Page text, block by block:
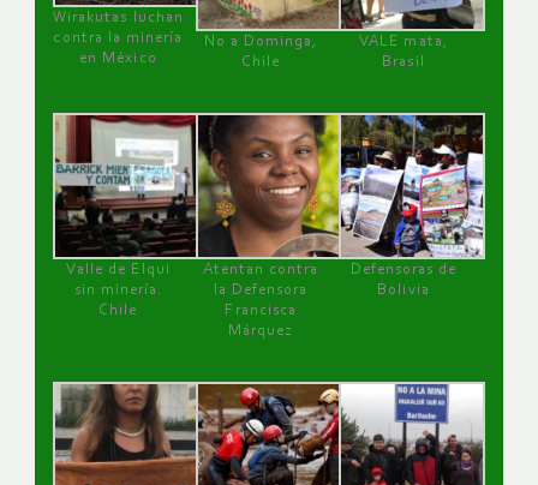
Wirakutas luchan
contra la minería
en México
No a Dominga,
Chile
VALE mata,
Brasil
Valle de Elqui
sin minería.
Chile
Atentan contra
la Defensora
Francisca
Márquez
Defensoras de
Bolivia